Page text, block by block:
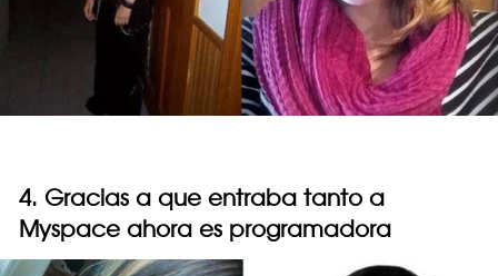
4. Gracias a que entraba tanto a
Myspace ahora es programadora